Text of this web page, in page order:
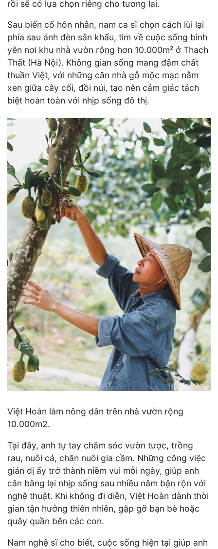
rồi sẽ có lựa chọn riêng cho tương lai.
Sau biến cố hôn nhân, nam ca sĩ chọn cách lùi lại
phía sau ánh đèn sân khấu, tìm về cuộc sống bình
yên nơi khu nhà vườn rộng hơn 10.000m² ở Thạch
Thất (Hà Nội). Không gian sống mang đậm chất
thuần Việt, với những căn nhà gỗ mộc mạc nằm
xen giữa cây cối, đồi núi, tạo nên cảm giác tách
biệt hoàn toàn với nhịp sống đô thị.
Việt Hoàn làm nông dân trên nhà vườn rộng
10.000m2.
Tại đây, anh tự tay chăm sóc vườn tược, trồng
rau, nuôi cá, chăn nuôi gia cầm. Những công việc
giản dị ấy trở thành niềm vui mỗi ngày, giúp anh
cân bằng lại nhịp sống sau nhiều năm bận rộn với
nghệ thuật. Khi không đi diễn, Việt Hoàn dành thời
gian tận hưởng thiên nhiên, gặp gỡ bạn bè hoặc
quây quần bên các con.
Nam nghệ sĩ cho biết, cuộc sống hiện tại giúp anh